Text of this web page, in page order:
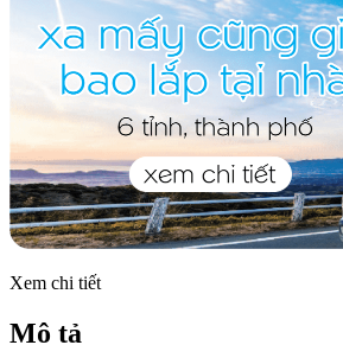
Xem chi tiết
Mô tả